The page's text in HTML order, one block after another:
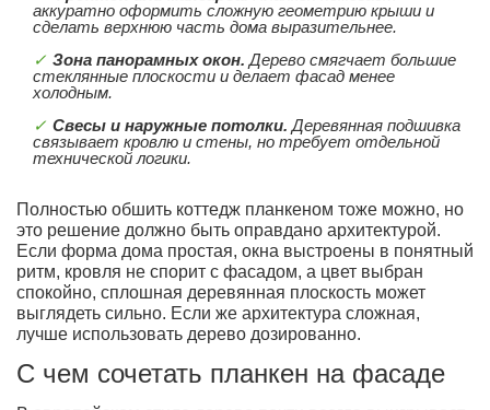
аккуратно оформить сложную геометрию крыши и
сделать верхнюю часть дома выразительнее.
Зона панорамных окон. Дерево смягчает большие
стеклянные плоскости и делает фасад менее
холодным.
Свесы и наружные потолки. Деревянная подшивка
связывает кровлю и стены, но требует отдельной
технической логики.
Полностью обшить коттедж планкеном тоже можно, но
это решение должно быть оправдано архитектурой.
Если форма дома простая, окна выстроены в понятный
ритм, кровля не спорит с фасадом, а цвет выбран
спокойно, сплошная деревянная плоскость может
выглядеть сильно. Если же архитектура сложная,
лучше использовать дерево дозированно.
С чем сочетать планкен на фасаде